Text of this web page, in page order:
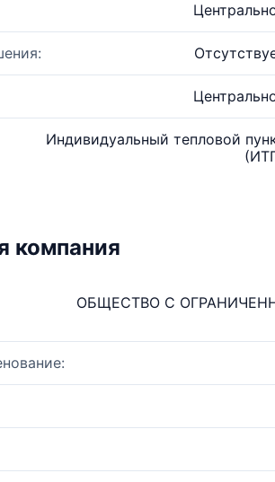
Индивидуальный тепловой
компания
ОБЩЕСТВО С